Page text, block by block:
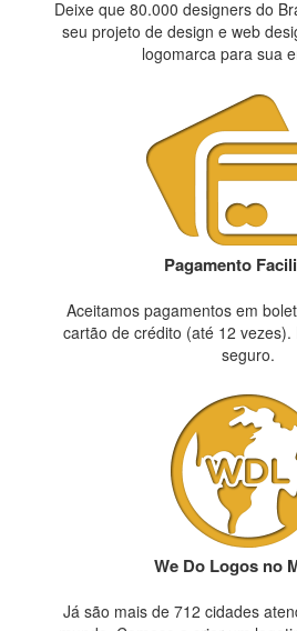
Deixe que 80.000 designers do
seu projeto de design e web
logomarca para sua
Pagamento
Aceitamos pagamentos em
cartão de crédito (até 12
seguro.
We Do Logos no
Já são mais de 712 cidades